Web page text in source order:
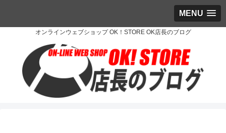
MENU
オンラインウェブショップ OK！STORE OK店長のブログ